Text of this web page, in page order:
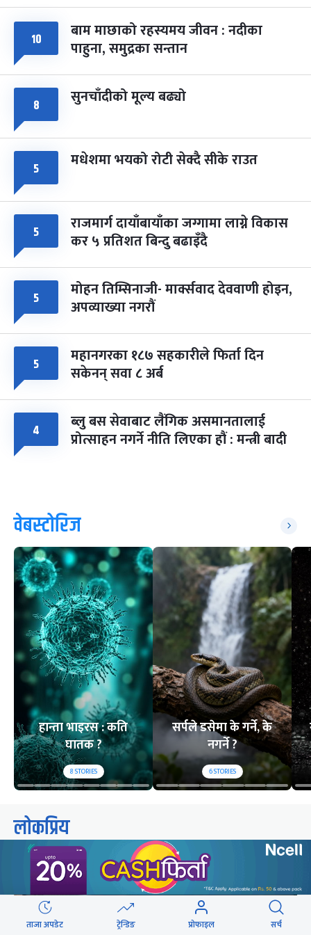
८ फागुपूर्णिमा
चैत्र ८, २०८३-Mar 22, 2027
७ महिना बाँकी
१० बाम माछाको रहस्यमय जीवन : नदीका
पाहुना, समुद्रका सन्तान
८ सुनचाँदीको मूल्य बढ्यो
५ मधेशमा भयको रोटी सेक्दै सीके राउत
५ राजमार्ग दायाँबायाँका जग्गामा लाग्ने विकास
कर ५ प्रतिशत बिन्दु बढाइँदै
५ मोहन तिम्सिनाजी- मार्क्सवाद देववाणी होइन,
अपव्याख्या नगरौं
५ महानगरका १८७ सहकारीले फिर्ता दिन
सकेनन् सवा ८ अर्ब
४ ब्लु बस सेवाबाट लैंगिक असमानतालाई
प्रोत्साहन नगर्ने नीति लिएका हौं : मन्त्री बादी
वेबस्टोरिज
हान्ता भाइरस : कति
घातक ?
8STORIES
सर्पले डसेमा के गर्ने, के
नगर्ने ?
6STORIES
लोकप्रिय
२४ घण्टा यो साता यो महिना
ताजा अपडेट ट्रेन्डिङ प्रोफाइल सर्च